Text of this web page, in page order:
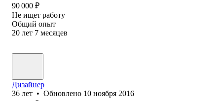
90 000 ₽
Не ищет работу
Общий опыт
20 лет 7 месяцев
Дизайнер
36 лет • Обновлено 10 ноября 2016